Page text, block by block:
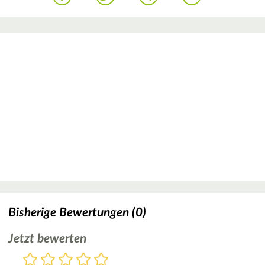
Bisherige Bewertungen (0)
Jetzt bewerten
Bewertung
5
4
3
2
1